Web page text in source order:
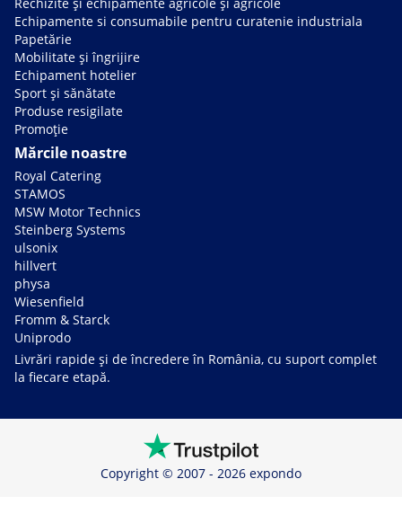
Echipamente si consumabile pentru curatenie industriala
Papetărie
Mobilitate și îngrijire
Echipament hotelier
Sport și sănătate
Produse resigilate
Promoție
Mărcile noastre
Royal Catering
STAMOS
MSW Motor Technics
Steinberg Systems
ulsonix
hillvert
physa
Wiesenfield
Fromm & Starck
Uniprodo
Livrări rapide și de încredere în România, cu suport complet
la fiecare etapă.
Copyright © 2007 - 2026 expondo